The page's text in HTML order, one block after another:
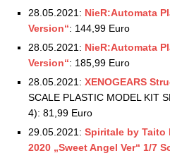
28.05.2021: NieR:Automata
Version“: 144,99 Euro
28.05.2021: NieR:Automata
Version“: 185,99 Euro
28.05.2021: XENOGEARS
SCALE PLASTIC MODEL KIT
4): 81,99 Euro
29.05.2021: Spiritale by Taito
2020 „Sweet Angel Ver“ 1/7